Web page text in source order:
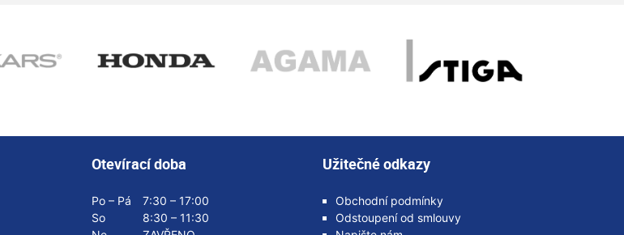
Otevírací doba
Po – Pá
7:30 – 17:00
So
8:30 – 11:30
Užitečné odkazy
Obchodní podmínky
Odstoupení od smlouvy